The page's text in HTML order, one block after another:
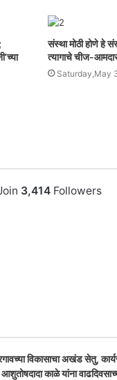
संस्था मोठी होणे हे
त्यागाचे चीज-
Saturday,May
3,414Followers
विकासाचा अखंड सेतु,
काळे यांना